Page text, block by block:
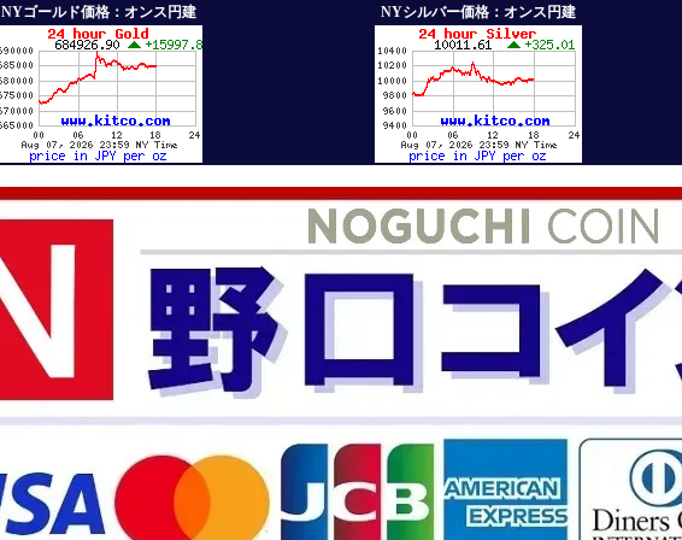
NYゴールド価格：オンス円建 NYシルバー価格：オンス円建